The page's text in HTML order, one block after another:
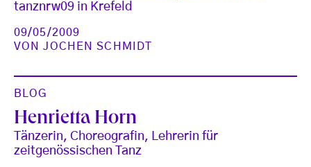
tanznrw09 in Krefeld
09/05/2009
VONJOCHEN SCHMIDT
BLOG
Henrietta Horn
Tänzerin, Choreografin, Lehrerin für
zeitgenössischen Tanz